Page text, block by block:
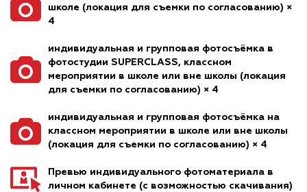
школе (локация для съемки по согласованию) ×
4
индивидуальная и групповая фотосъёмка в
фотостудии SUPERCLASS, классном
мероприятии в школе или вне школы (локация
для съемки по согласованию) × 4
индивидуальная и групповая фотосъёмка на
классном мероприятии в школе или вне школы
(локация для съемки по согласованию) × 4
Превью индивидуального фотоматериала в
личном кабинете (с возможностью скачивания)